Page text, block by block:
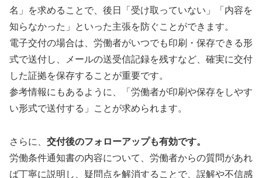
名」を求めることで、後日「受け取っていない」「内容を
知らなかった」といった主張を防ぐことができます。
電子交付の場合は、労働者がいつでも印刷・保存できる形
式で送付し、メールの送受信記録を残すなど、確実に交付
した証拠を保存することが重要です。
参考情報にもあるように、「労働者が印刷や保存をしやす
い形式で送付する」ことが求められます。
さらに、 交付後のフォローアップも有効です。
労働条件通知書の内容について、労働者からの質問があれ
ば丁寧に説明し、疑問点を解消することで、誤解や不信感